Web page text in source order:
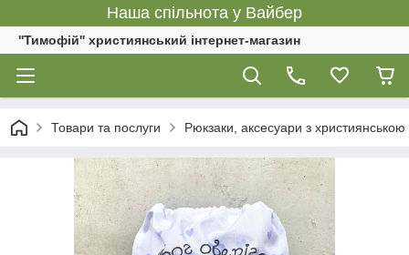
Наша спільнота у Вайбер
''Тимофій'' християнський інтернет-магазин
Товари та послуги Рюкзаки, аксесуари з